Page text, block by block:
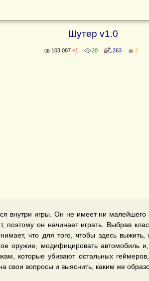
Шутер v1.0
103 087 +1 20 263 2
внутри игры. Он не имеет ни малейшего
поэтому он начинает играть. Выбрав
что для того, чтобы здесь
оружие, модифицировать автомобиль
которые убивают остальных
свои вопросы и выяснить, каким же